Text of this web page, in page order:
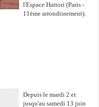
l'Espace Hattori (Paris -
11ème arrondissement).
Depuis le mardi 2 et
jusqu'au samedi 13 juin